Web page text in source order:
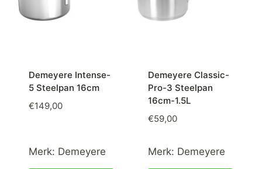
Demeyere Intense-
5 Steelpan 16cm
€149,00
Merk: Demeyere
Demeyere Classic-
Pro-3 Steelpan
16cm-1.5L
€59,00
Merk: Demeyere